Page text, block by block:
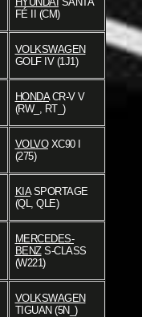
FÉ II (CM)
VOLKSWAGEN
GOLF IV (1J1)
HONDACR-V V
(RW_, RT_)
VOLVOXC90 I
(275)
KIASPORTAGE
(QL, QLE)
MERCEDES-
BENZS-CLASS
(W221)
VOLKSWAGEN
TIGUAN (5N_)